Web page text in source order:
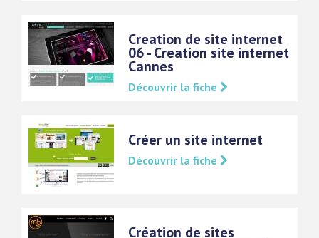
Creation de site internet
06 - Creation site internet
Cannes
Découvrir la fiche
Créer un site internet
Découvrir la fiche
Création de sites